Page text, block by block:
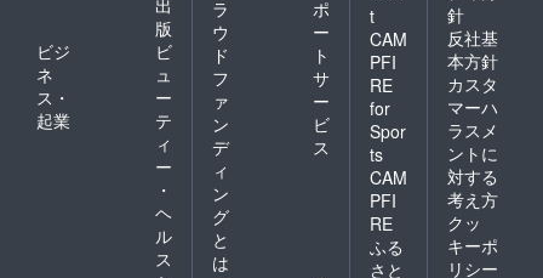
版
ビジ
ネ
ス・
起業
ビ
ュ
ー
テ
ィ
ー
・
ヘ
ル
ス
ラ
ウ
ド
フ
ァ
ン
デ
ィ
ン
グ
と
は
ポ
ー
ト
サ
ー
ビ
ス
t
CAM
PFI
RE
for
Spor
ts
CAM
PFI
RE
ふる
さと
針
反社基
本方針
カスタ
マーハ
ラスメ
ントに
対する
考え方
クッ
キーポ
リシー